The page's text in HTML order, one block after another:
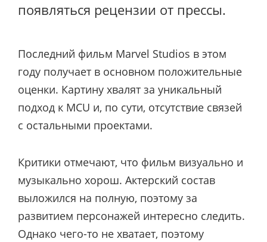
появляться рецензии от прессы.
Последний фильм Marvel Studios в этом
году получает в основном положительные
оценки. Картину хвалят за уникальный
подход к MCU и, по сути, отсутствие связей
с остальными проектами.
Критики отмечают, что фильм визуально и
музыкально хорош. Актерский состав
выложился на полную, поэтому за
развитием персонажей интересно следить.
Однако чего-то не хватает, поэтому